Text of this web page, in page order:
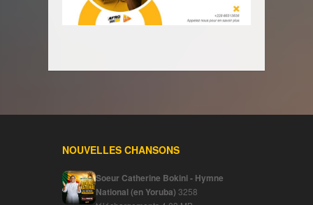
NOUVELLES CHANSONS
Soeur Catherine Bokini - Hymne
National (en Yoruba) 3258